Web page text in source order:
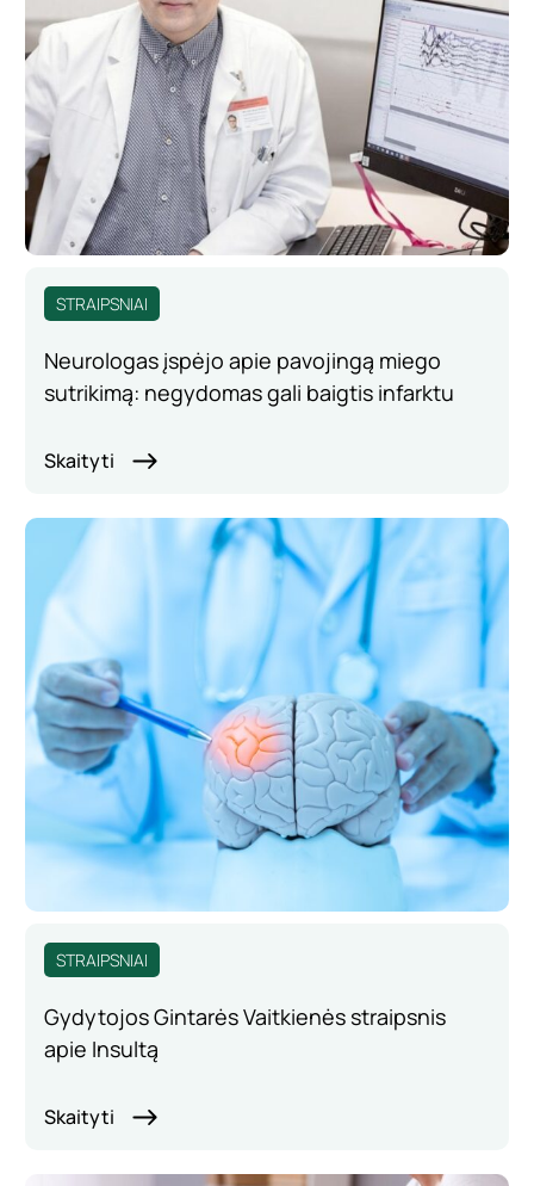
STRAIPSNIAI
Neurologas įspėjo apie pavojingą miego
sutrikimą: negydomas gali baigtis infarktu
Skaityti
STRAIPSNIAI
Gydytojos Gintarės Vaitkienės straipsnis
apie Insultą
Skaityti